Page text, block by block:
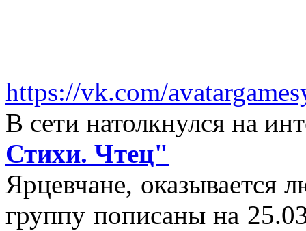
https://vk.com/
В сети натолкнулся на
Стихи. Чтец"
Ярцевчане, оказывается
группу пописаны на